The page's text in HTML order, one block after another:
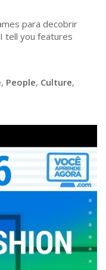
para decobrir
tell you features
, People, Culture,